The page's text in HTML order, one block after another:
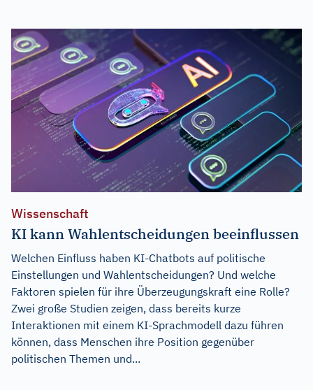
Wissenschaft
KI kann Wahlentscheidungen beeinflussen
Welchen Einfluss haben KI-Chatbots auf politische
Einstellungen und Wahlentscheidungen? Und welche
Faktoren spielen für ihre Überzeugungskraft eine Rolle?
Zwei große Studien zeigen, dass bereits kurze
Interaktionen mit einem KI-Sprachmodell dazu führen
können, dass Menschen ihre Position gegenüber
politischen Themen und...